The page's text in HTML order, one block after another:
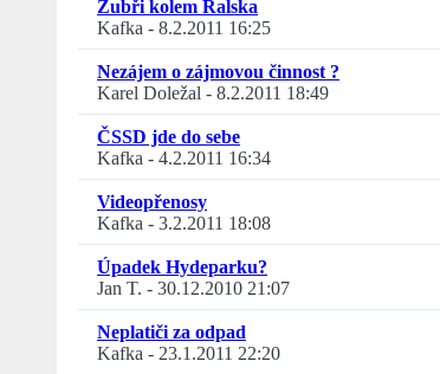
Zubři kolem Ralska
Kafka - 8.2.2011 16:25
Nezájem o zájmovou činnost ?
Karel Doležal - 8.2.2011 18:49
ČSSD jde do sebe
Kafka - 4.2.2011 16:34
Videopřenosy
Kafka - 3.2.2011 18:08
Úpadek Hydeparku?
Jan T. - 30.12.2010 21:07
Neplatiči za odpad
Kafka - 23.1.2011 22:20